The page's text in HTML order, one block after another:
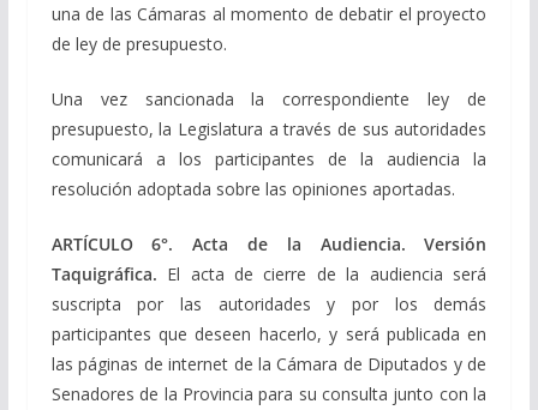
una de las Cámaras al momento de debatir el proyecto
de ley de presupuesto.
Una vez sancionada la correspondiente ley de
presupuesto, la Legislatura a través de sus autoridades
comunicará a los participantes de la audiencia la
resolución adoptada sobre las opiniones aportadas.
ARTÍCULO 6°. Acta de la Audiencia. Versión
Taquigráfica. El acta de cierre de la audiencia será
suscripta por las autoridades y por los demás
participantes que deseen hacerlo, y será publicada en
las páginas de internet de la Cámara de Diputados y de
Senadores de la Provincia para su consulta junto con la